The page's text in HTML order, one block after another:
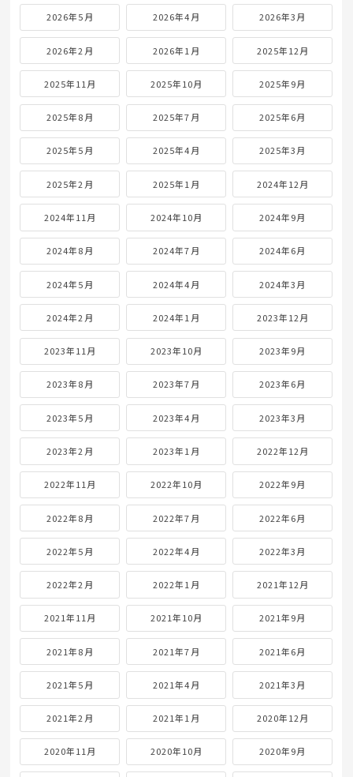
2026年5月 2026年4月 2026年3月
2026年2月 2026年1月 2025年12月
2025年11月 2025年10月 2025年9月
2025年8月 2025年7月 2025年6月
2025年5月 2025年4月 2025年3月
2025年2月 2025年1月 2024年12月
2024年11月 2024年10月 2024年9月
2024年8月 2024年7月 2024年6月
2024年5月 2024年4月 2024年3月
2024年2月 2024年1月 2023年12月
2023年11月 2023年10月 2023年9月
2023年8月 2023年7月 2023年6月
2023年5月 2023年4月 2023年3月
2023年2月 2023年1月 2022年12月
2022年11月 2022年10月 2022年9月
2022年8月 2022年7月 2022年6月
2022年5月 2022年4月 2022年3月
2022年2月 2022年1月 2021年12月
2021年11月 2021年10月 2021年9月
2021年8月 2021年7月 2021年6月
2021年5月 2021年4月 2021年3月
2021年2月 2021年1月 2020年12月
2020年11月 2020年10月 2020年9月